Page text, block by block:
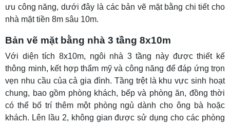
ưu công năng, dưới đây là các bản vẽ mặt bằng chi tiết cho
nhà mặt tiền 8m sâu 10m.
Bản vẽ mặt bằng nhà 3 tầng 8x10m
Với diện tích 8x10m, ngôi nhà 3 tầng này được thiết kế
thông minh, kết hợp thẩm mỹ và công năng để đáp ứng trọn
vẹn nhu cầu của cả gia đình. Tầng trệt là khu vực sinh hoạt
chung, bao gồm phòng khách, bếp và phòng ăn, đồng thời
có thể bố trí thêm một phòng ngủ dành cho ông bà hoặc
khách. Lên lầu 2, không gian được sử dụng cho các phòng